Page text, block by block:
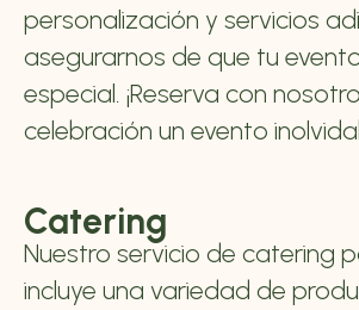
personalización y servicios
asegurarnos de que tu
especial. ¡Reserva con
celebración un evento
Catering
Nuestro servicio de catering
incluye una variedad de